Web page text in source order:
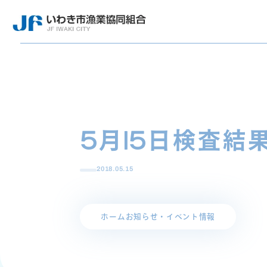
5月15日検査結
2018.05.15
ホーム お知らせ・イベント情報